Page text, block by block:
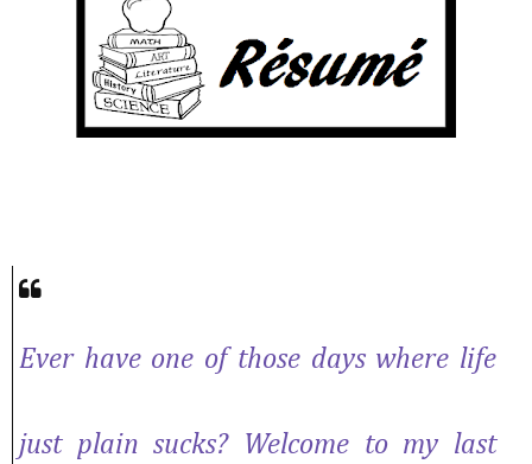
Ever have one of those days where life
just plain sucks? Welcome to my last